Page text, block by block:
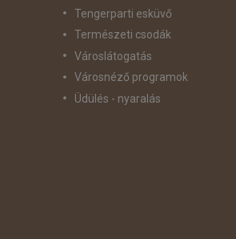
Tengerparti esküvő
Természeti csodák
Városlátogatás
Városnéző programok
Üdülés - nyaralás